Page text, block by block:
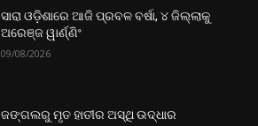
ସାରା ଓଡ଼ିଶାରେ ଆଜି ପ୍ରବଳ ବର୍ଷା, ୪ ଜିଲ୍ଲାକୁ
ଅରେଞ୍ଜ ୱାର୍ଣ୍ଣିଂ
09/08/2026
ଜଙ୍ଗଲରୁ ମୃତ ହାତୀର ଅସ୍ଥି ଉଦ୍ଧାର